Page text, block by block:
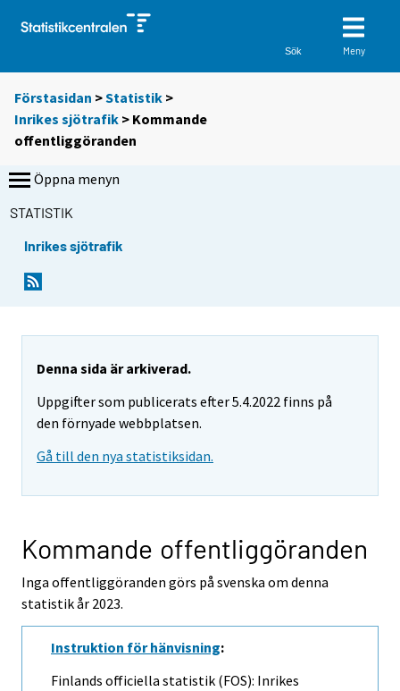
Sök Meny
Förstasidan >Statistik >
Inrikes sjötrafik > Kommande
offentliggöranden
Öppna menyn
STATISTIK
Inrikes sjötrafik
Denna sida är arkiverad.
Uppgifter som publicerats efter 5.4.2022 finns på
den förnyade webbplatsen.
Gå till den nya statistiksidan.
Kommande offentliggöranden
Inga offentliggöranden görs på svenska om denna
statistik år 2023.
Instruktion för hänvisning:
Finlands officiella statistik (FOS): Inrikes